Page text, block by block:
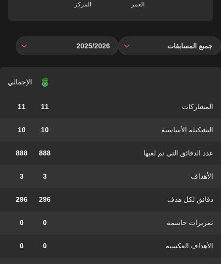
العمر المركز
جميع المسابقات 2025/2026
الإجمالي
المشاركات 11
11
التشكيلة الأساسية 10
10
عدد الدقائق التي تم لعبها 888
888
الأهداف 3
3
دقائق لكل هدف 296
296
تمريرات حاسمة 0
0
الأهداف العكسية 0
0